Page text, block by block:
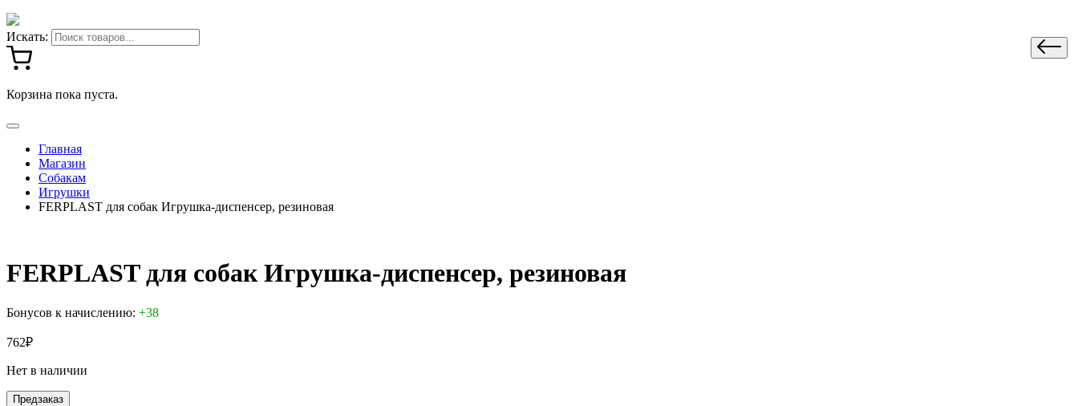
Искать:
Корзина пока пуста.
Главная
Магазин
Собакам
Игрушки
FERPLAST для собак Игрушка-диспенсер, резиновая
FERPLAST для собак Игрушка-диспенсер, резиновая
Бонусов к начислению: +38
762₽
Нет в наличии
Предзаказ